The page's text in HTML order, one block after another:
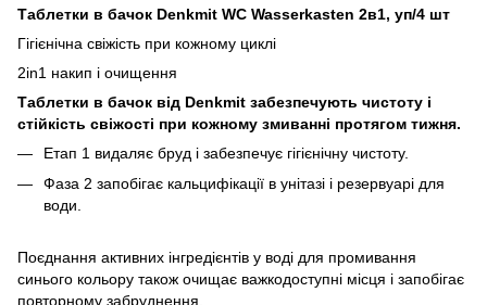
Таблетки в бачок Denkmit WC Wasserkasten 2в1, уп/4 шт
Гігієнічна свіжість при кожному циклі
2in1 накип і очищення
Таблетки в бачок від Denkmit забезпечують чистоту і
стійкість свіжості при кожному змиванні протягом тижня.
Етап 1 видаляє бруд і забезпечує гігієнічну чистоту.
Фаза 2 запобігає кальцифікації в унітазі і резервуарі для
води.
Поєднання активних інгредієнтів у воді для промивання
синього кольору також очищає важкодоступні місця і запобігає
повторному забруднення.